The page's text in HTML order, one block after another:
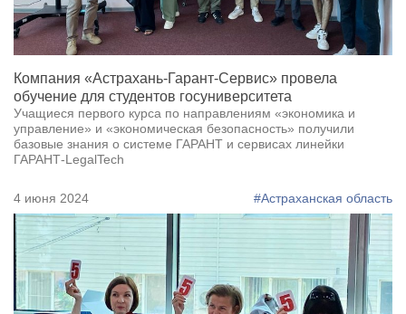
Компания «Астрахань-Гарант-Сервис» провела
обучение для студентов госуниверситета
Учащиеся первого курса по направлениям «экономика и
управление» и «экономическая безопасность» получили
базовые знания о системе ГАРАНТ и сервисах линейки
ГАРАНТ-LegalTech
4 июня 2024 #Астраханская область